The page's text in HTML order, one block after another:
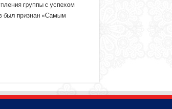
группы с успехом
был признан «Самым